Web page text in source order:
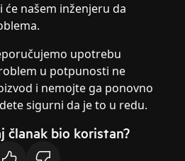
našem inženjeru da
upotrebu
u potpunosti ne
i nemojte ga ponovno
sigurni da je to u redu.
članak bio koristan?